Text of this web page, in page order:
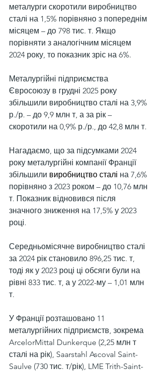
металурги скоротили виробництво
сталі на 1,5% порівняно з попереднім
місяцем – до 798 тис. т. Якщо
порівняти з аналогічним місяцем
2024 року, то показник зріс на 6%.
Металургійні підприємства
Євросоюзу в грудні 2025 року
збільшили виробництво сталі на 3,9%
р./р. – до 9,9 млн т, а за рік –
скоротили на 0,9% р./р., до 42,8 млн т.
Нагадаємо, що за підсумками 2024
року металургійні компанії Франції
збільшили виробництво сталі на 7,6%
порівняно з 2023 роком – до 10,76 млн
т. Показник відновився після
значного зниження на 17,5% у 2023
році.
Середньомісячне виробництво сталі
за 2024 рік становило 896,25 тис. т,
тоді як у 2023 році ці обсяги були на
рівні 833 тис. т, а у 2022-му – 1,01 млн
т.
У Франції розташовано 11
металургійних підприємств, зокрема
ArcelorMittal Dunkerque (2,25 млн т
сталі на рік), Saarstahl Ascoval Saint-
Saulve (730 тис. т/рік), LME Trith-Saint-